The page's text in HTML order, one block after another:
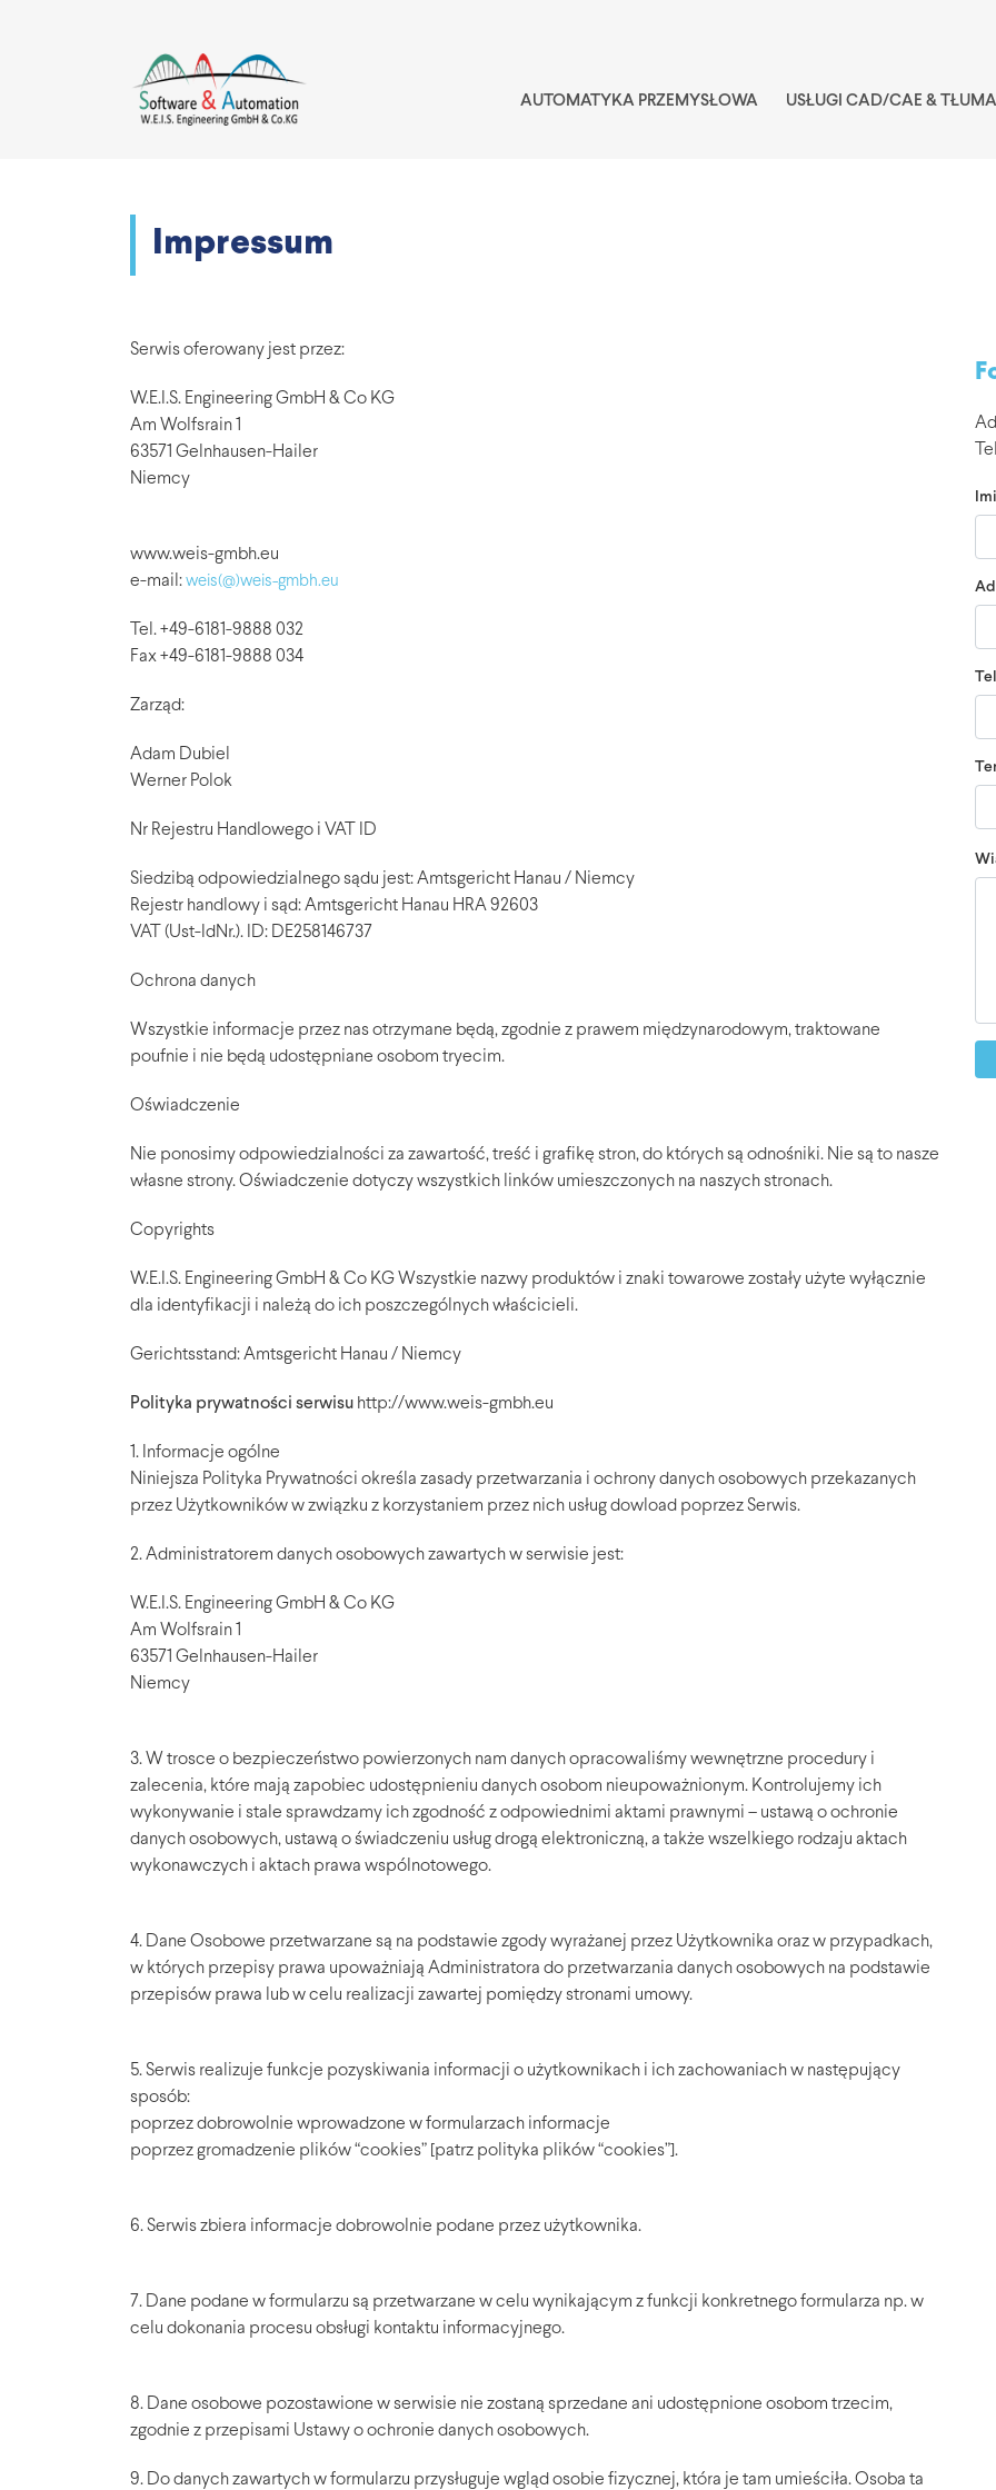
AUTOMATYKA PRZEMYSŁOWA USŁUGI CAD/CAE &
Impressum
Serwis oferowany jest przez:
W.E.I.S. Engineering GmbH & Co KG
Am Wolfsrain 1
63571 Gelnhausen-Hailer
Niemcy
www.weis-gmbh.eu
e-mail: weis(@)weis-gmbh.eu
Tel. +49-6181-9888 032
Fax +49-6181-9888 034
Zarząd:
Adam Dubiel
Werner Polok
Nr Rejestru Handlowego i VAT ID
Siedzibą odpowiedzialnego sądu jest: Amtsgericht Hanau / Niemcy
Rejestr handlowy i sąd: Amtsgericht Hanau HRA 92603
VAT (Ust-IdNr.). ID: DE258146737
Ochrona danych
Wszystkie informacje przez nas otrzymane będą, zgodnie z prawem międzynarodowym, traktowane
poufnie i nie będą udostępniane osobom tryecim.
Oświadczenie
Nie ponosimy odpowiedzialności za zawartość, treść i grafikę stron, do których są odnośniki. Nie są to nasze
własne strony. Oświadczenie dotyczy wszystkich linków umieszczonych na naszych stronach.
Copyrights
W.E.I.S. Engineering GmbH & Co KG Wszystkie nazwy produktów i znaki towarowe zostały użyte wyłącznie
dla identyfikacji i należą do ich poszczególnych właścicieli.
Gerichtsstand: Amtsgericht Hanau / Niemcy
Polityka prywatności serwisu http://www.weis-gmbh.eu
1. Informacje ogólne
Niniejsza Polityka Prywatności określa zasady przetwarzania i ochrony danych osobowych przekazanych
przez Użytkowników w związku z korzystaniem przez nich usług dowload poprzez Serwis.
2. Administratorem danych osobowych zawartych w serwisie jest:
W.E.I.S. Engineering GmbH & Co KG
Am Wolfsrain 1
63571 Gelnhausen-Hailer
Niemcy
3. W trosce o bezpieczeństwo powierzonych nam danych opracowaliśmy wewnętrzne procedury i
zalecenia, które mają zapobiec udostępnieniu danych osobom nieupoważnionym. Kontrolujemy ich
wykonywanie i stale sprawdzamy ich zgodność z odpowiednimi aktami prawnymi – ustawą o ochronie
danych osobowych, ustawą o świadczeniu usług drogą elektroniczną, a także wszelkiego rodzaju aktach
wykonawczych i aktach prawa wspólnotowego.
4. Dane Osobowe przetwarzane są na podstawie zgody wyrażanej przez Użytkownika oraz w przypadkach,
w których przepisy prawa upoważniają Administratora do przetwarzania danych osobowych na podstawie
przepisów prawa lub w celu realizacji zawartej pomiędzy stronami umowy.
5. Serwis realizuje funkcje pozyskiwania informacji o użytkownikach i ich zachowaniach w następujący
sposób:
poprzez dobrowolnie wprowadzone w formularzach informacje
poprzez gromadzenie plików “cookies” [patrz polityka plików “cookies”].
6. Serwis zbiera informacje dobrowolnie podane przez użytkownika.
7. Dane podane w formularzu są przetwarzane w celu wynikającym z funkcji konkretnego formularza np. w
celu dokonania procesu obsługi kontaktu informacyjnego.
8. Dane osobowe pozostawione w serwisie nie zostaną sprzedane ani udostępnione osobom trzecim,
zgodnie z przepisami Ustawy o ochronie danych osobowych.
9. Do danych zawartych w formularzu przysługuje wgląd osobie fizycznej, która je tam umieściła. Osoba ta